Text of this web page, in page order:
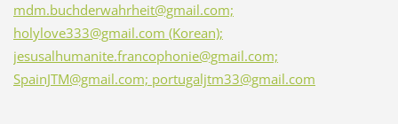
mdm.buchderwahrheit@gmail.com;
holylove333@gmail.com (Korean);
jesusalhumanite.francophonie@gmail.com;
SpainJTM@gmail.com; portugaljtm33@gmail.com